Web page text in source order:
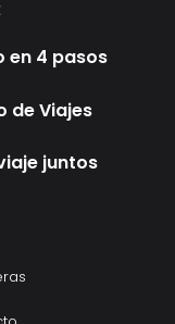
en 4 pasos
de Viajes
juntos